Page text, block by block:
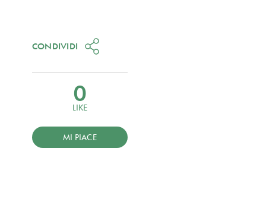
CONDIVIDI
0
LIKE
MI PIACE